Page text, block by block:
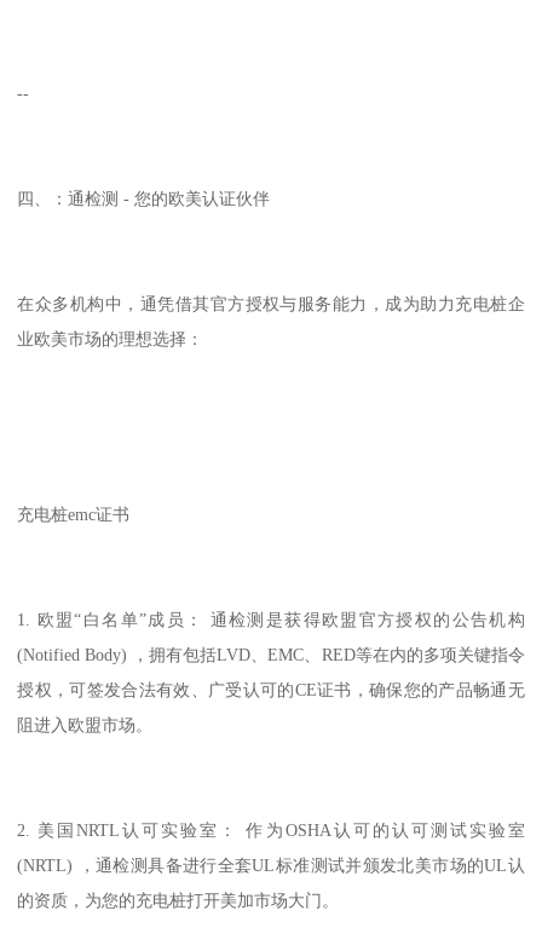
--
四、：通检测 - 您的欧美认证伙伴
在众多机构中，通凭借其官方授权与服务能力，成为助力充电桩企
业欧美市场的理想选择：
充电桩emc证书
1. 欧盟“白名单”成员： 通检测是获得欧盟官方授权的公告机构
(Notified Body) ，拥有包括LVD、EMC、RED等在内的多项关键指令
授权，可签发合法有效、广受认可的CE证书，确保您的产品畅通无
阻进入欧盟市场。
2. 美国NRTL认可实验室： 作为OSHA认可的认可测试实验室
(NRTL) ，通检测具备进行全套UL标准测试并颁发北美市场的UL认
的资质，为您的充电桩打开美加市场大门。